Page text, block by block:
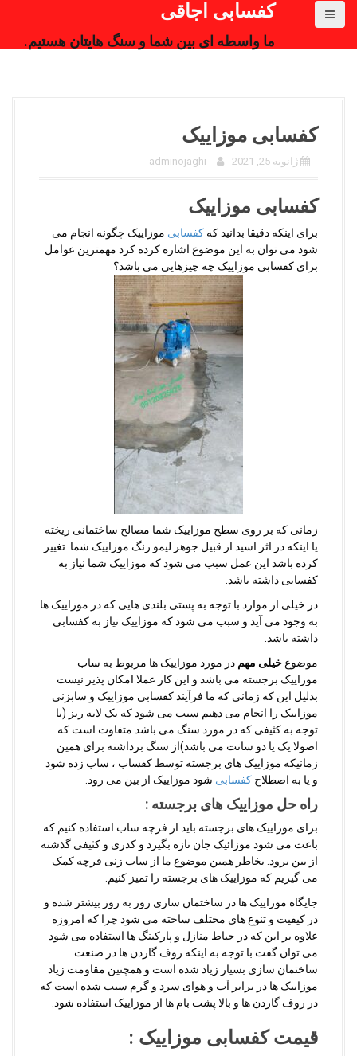
کفسابی اجاقی
ما واسطه ای بین شما و سنگ هایتان هستیم.
کفسابی موزاییک
ژانویه 25, 2021 adminojaghi
کفسابی موزاییک
برای اینکه دقیقا بدانید که کفسابی موزاییک چگونه انجام می
شود می توان به این موضوع اشاره کرده کرد مهمترین عوامل
برای کفسابی موزاییک چه چیزهایی می باشد؟
زمانی که بر روی سطح موزاییک شما مصالح ساختمانی ریخته
یا اینکه در اثر اسید از قبیل جوهر لیمو رنگ موزاییک شما تغییر
کرده باشد این عمل سبب می شود که موزاییک شما نیاز به
کفسابی داشته باشد.
در خیلی از موارد با توجه به پستی بلندی هایی که در موزاییک ها
به وجود می آید و سبب می شود که موزاییک نیاز به کفسابی
داشته باشد.
موضوع خیلی مهم در مورد موزاییک ها مربوط به ساب
موزاییک برجسته می باشد و این کار عملا امکان پذیر نیست
بدلیل این که زمانی که ما فرآیند کفسابی موزاییک و سابزنی
موزاییک را انجام می دهیم سبب می شود که یک لایه ریز (با
توجه به کثیفی که در مورد سنگ می باشد متفاوت است که
اصولا یک یا دو سانت می باشد)از سنگ برداشته برای همین
زمانیکه موزاییک های برجسته توسط کفساب ، ساب زده شود
و یا به اصطلاح کفسابی شود موزاییک از بین می رود.
راه حل موزاییک های برجسته :
برای موزاییک های برجسته باید از فرچه ساب استفاده کنیم که
باعث می شود موزائیک جان تازه بگیرد و کدری و کثیفی گذشته
از بین برود. بخاطر همین موضوع ما از ساب زنی فرچه کمک
می گیریم که موزاییک های برجسته را تمیز کنیم.
جایگاه موزاییک ها در ساختمان سازی روز به روز بیشتر شده و
در کیفیت و تنوع های مختلف ساخته می شود چرا که امروزه
علاوه بر این که در حیاط منازل و پارکینگ ها استفاده می شود
می توان گفت با توجه به اینکه روف گاردن ها در صنعت
ساختمان سازی بسیار زیاد شده است و همچنین مقاومت زیاد
موزاییک ها در برابر آب و هوای سرد و گرم سبب شده است که
در روف گاردن ها و بالا پشت بام ها از موزاییک استفاده شود.
قیمت کفسابی موزاییک :